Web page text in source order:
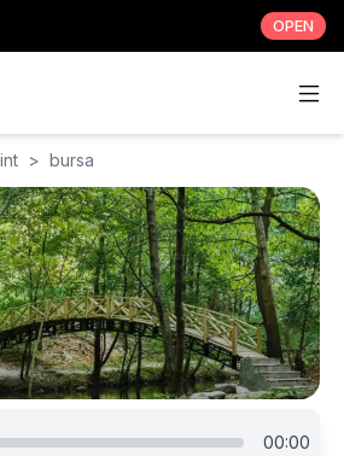
OPEN
> bursa
00:00